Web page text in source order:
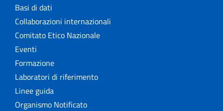
Basi di dati
Collaborazioni internazionali
Comitato Etico Nazionale
Eventi
Formazione
Laboratori di riferimento
Linee guida
Organismo Notificato